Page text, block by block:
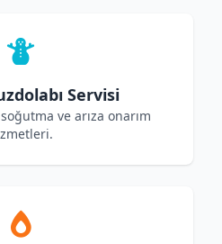
Servisi
ve arıza onarım